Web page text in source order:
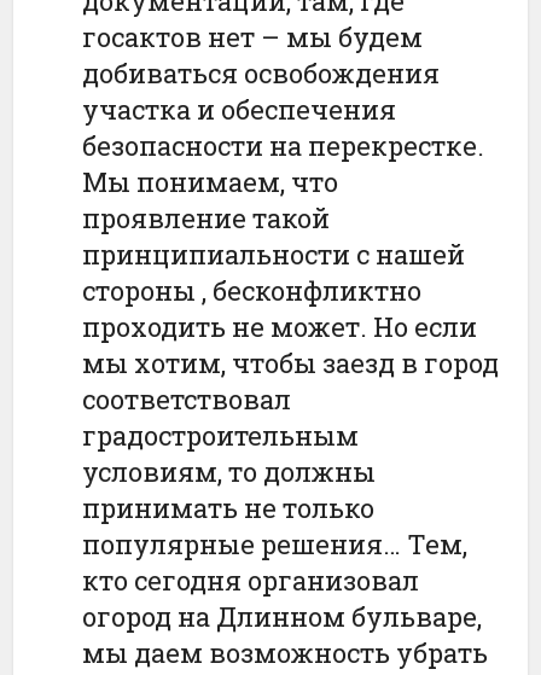
госактов нет – мы будем
добиваться освобождения
участка и обеспечения
безопасности на перекрестке.
Мы понимаем, что
проявление такой
принципиальности с нашей
стороны , бесконфликтно
проходить не может. Но если
мы хотим, чтобы заезд в город
соответствовал
градостроительным
условиям, то должны
принимать не только
популярные решения… Тем,
кто сегодня организовал
огород на Длинном бульваре,
мы даем возможность убрать